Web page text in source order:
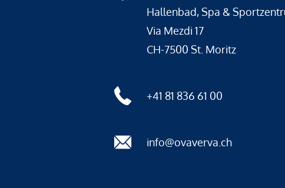
Hallenbad, Spa &
Via Mezdi 17
CH-7500 St. Moritz
+41 81 836 61 00
info@ovaverva.ch